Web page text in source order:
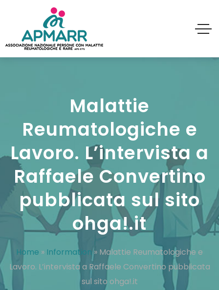
Malattie
Reumatologiche e
Lavoro. L’intervista a
Raffaele Convertino
pubblicata sul sito
ohga!.it
Home » Information» Malattie Reumatologiche e
Lavoro. L’intervista a Raffaele Convertino pubblicata
sul sito ohga!.it